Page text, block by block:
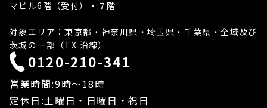
マビル6階（受付）・７階
対象エリア：東京都・神奈川県・埼玉県・千葉県・全域及び
茨城の一部（TX 沿線）
0120-210-341
営業時間:9時〜18時
定休日:土曜日・日曜日・祝日